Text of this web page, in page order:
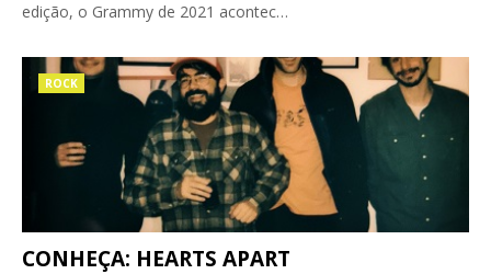
edição, o Grammy de 2021 acontec…
ROCK
CONHEÇA: HEARTS APART